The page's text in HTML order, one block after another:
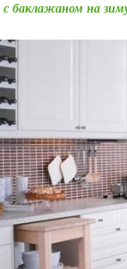
с баклажаном на